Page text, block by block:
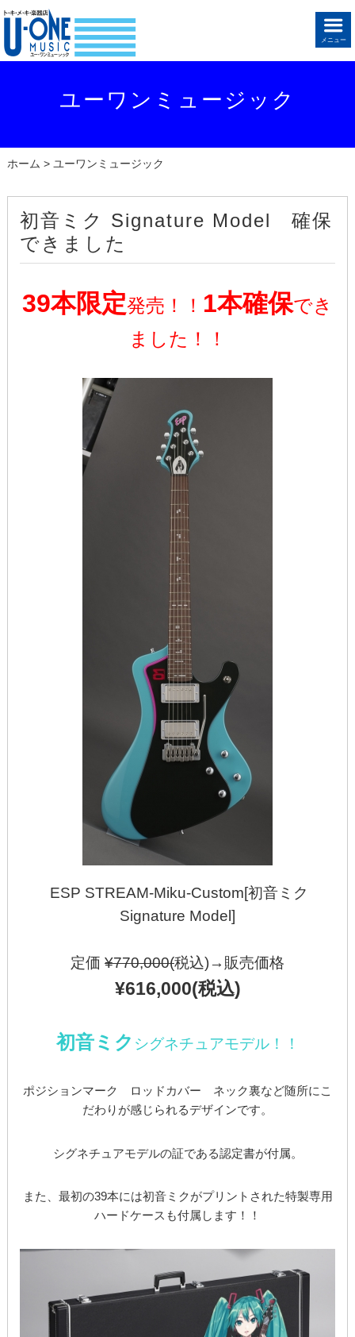
メニュー
ユーワンミュージック
ホーム > ユーワンミュージック
初音ミク Signature Model 確保
できました
39本限定発売！！ 1本確保でき
ました！！
ESP STREAM-Miku-Custom[初音ミク
Signature Model]
定価 ¥770,000(税込)→販売価格
¥616,000(税込)
初音ミク シグネチュアモデル！！
ポジションマーク ロッドカバー ネック裏など随所にこ
だわりが感じられるデザインです。
シグネチュアモデルの証である認定書が付属。
また、最初の39本には初音ミクがプリントされた特製専用
ハードケースも付属します！！